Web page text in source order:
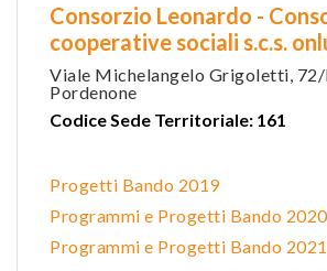
Consorzio Leonardo -
cooperative sociali s.c.s.
Viale Michelangelo Grigoletti, 72/
Pordenone
Codice Sede Territoriale: 161
Progetti Bando 2019
Programmi e Progetti Bando 2020
Programmi e Progetti Bando 2021